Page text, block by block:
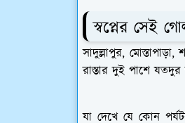
স্বপ্নের সেই
সাদুল্লাপুর,
রাস্তার দুই পাশে
যা দেখে যে কোন